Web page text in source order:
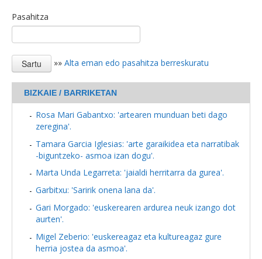
Pasahitza
»» Alta eman edo pasahitza berreskuratu
BIZKAIE / BARRIKETAN
Rosa Mari Gabantxo: 'artearen munduan beti dago
zeregina'.
Tamara Garcia Iglesias: 'arte garaikidea eta narratibak
-biguntzeko- asmoa izan dogu'.
Marta Unda Legarreta: 'jaialdi herritarra da gurea'.
Garbitxu: 'Saririk onena lana da'.
Gari Morgado: 'euskerearen ardurea neuk izango dot
aurten'.
Migel Zeberio: 'euskereagaz eta kultureagaz gure
herria jostea da asmoa'.